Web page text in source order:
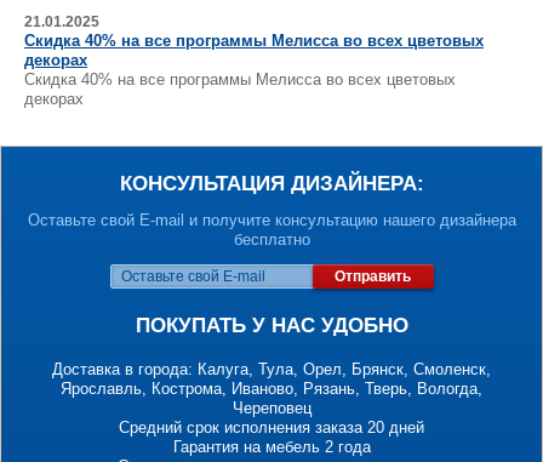
21.01.2025
Скидка 40% на все программы Мелисса во всех цветовых
декорах
Скидка 40% на все программы Мелисса во всех цветовых
декорах
КОНСУЛЬТАЦИЯ ДИЗАЙНЕРА:
Оставьте свой E-mail и получите консультацию нашего дизайнера
бесплатно
Отправить
ПОКУПАТЬ У НАС УДОБНО
Доставка в города: Калуга, Тула, Орел, Брянск, Смоленск,
Ярославль, Кострома, Иваново, Рязань, Тверь, Вологда,
Череповец
Средний срок исполнения заказа 20 дней
Гарантия на мебель 2 года